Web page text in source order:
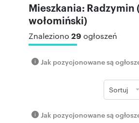
Mieszkania: Radzymin
wołomiński)
Znaleziono 29 ogłoszeń
Jak pozycjonowane są
Sortuj
Jak pozycjonowane są